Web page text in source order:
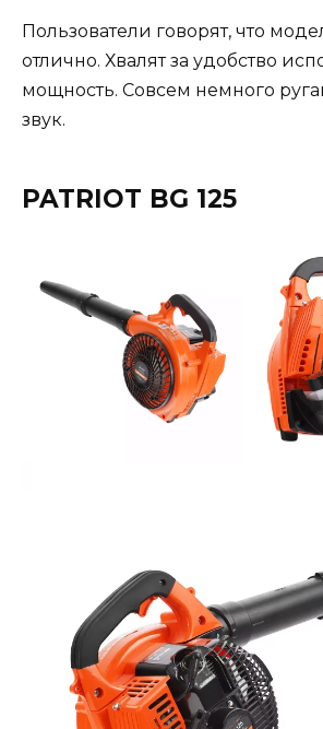
Пользователи говорят, что
отлично. Хвалят за удобство
мощность. Совсем немного
звук.
PATRIOT BG 125